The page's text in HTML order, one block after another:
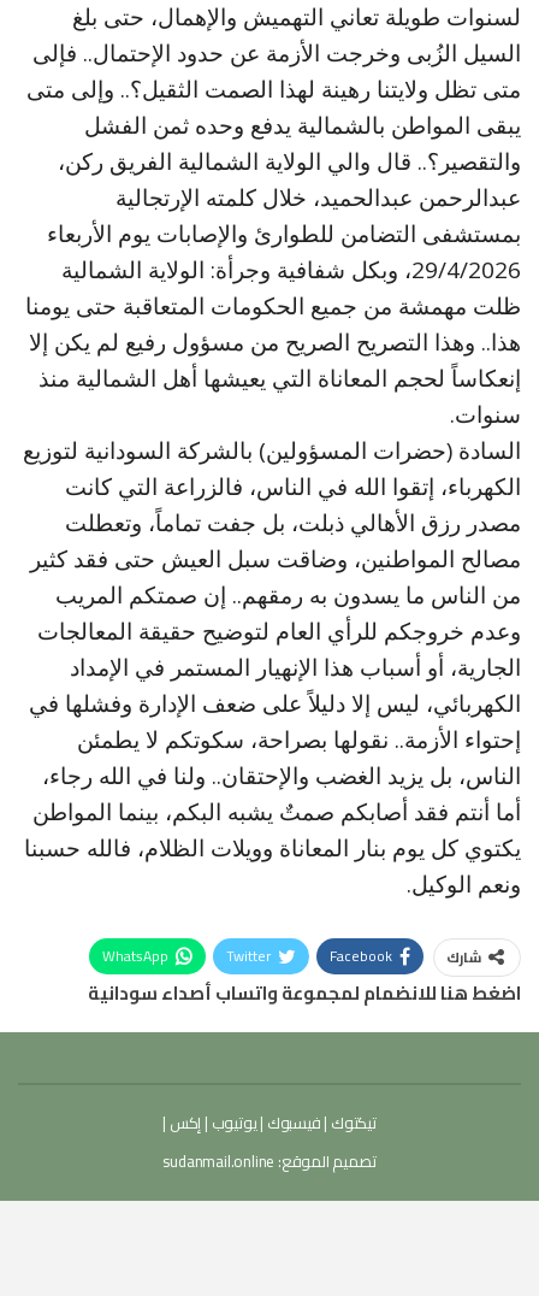
لسنوات طويلة تعاني التهميش والإهمال، حتى بلغ
السيل الزُبى وخرجت الأزمة عن حدود الإحتمال.. فإلى
متى تظل ولايتنا رهينة لهذا الصمت الثقيل؟.. وإلى متى
يبقى المواطن بالشمالية يدفع وحده ثمن الفشل
والتقصير؟.. قال والي الولاية الشمالية الفريق ركن،
عبدالرحمن عبدالحميد، خلال كلمته الإرتجالية
بمستشفى التضامن للطوارئ والإصابات يوم الأربعاء
29/4/2026، وبكل شفافية وجرأة: الولاية الشمالية
ظلت مهمشة من جميع الحكومات المتعاقبة حتى يومنا
هذا.. وهذا التصريح الصريح من مسؤول رفيع لم يكن إلا
إنعكاساً لحجم المعاناة التي يعيشها أهل الشمالية منذ
سنوات.
السادة (حضرات المسؤولين) بالشركة السودانية لتوزيع
الكهرباء، إتقوا الله في الناس، فالزراعة التي كانت
مصدر رزق الأهالي ذبلت، بل جفت تماماً، وتعطلت
مصالح المواطنين، وضاقت سبل العيش حتى فقد كثير
من الناس ما يسدون به رمقهم.. إن صمتكم المريب
وعدم خروجكم للرأي العام لتوضيح حقيقة المعالجات
الجارية، أو أسباب هذا الإنهيار المستمر في الإمداد
الكهربائي، ليس إلا دليلاً على ضعف الإدارة وفشلها في
إحتواء الأزمة.. نقولها بصراحة، سكوتكم لا يطمئن
الناس، بل يزيد الغضب والإحتقان.. ولنا في الله رجاء،
أما أنتم فقد أصابكم صمتٌ يشبه البكم، بينما المواطن
يكتوي كل يوم بنار المعاناة وويلات الظلام، فالله حسبنا
ونعم الوكيل.
شارك Facebook
Twitter
WhatsApp
اضغط هنا للانضمام لمجموعة واتساب أصداء سودانية
تيكتوك |فيسبوك |يوتيوب |إكس |
تصميم الموقع: sudanmail.online